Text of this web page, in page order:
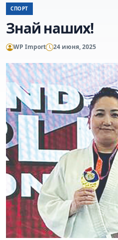
СПОРТ
Знай наших!
WP Import 24 июня, 2025